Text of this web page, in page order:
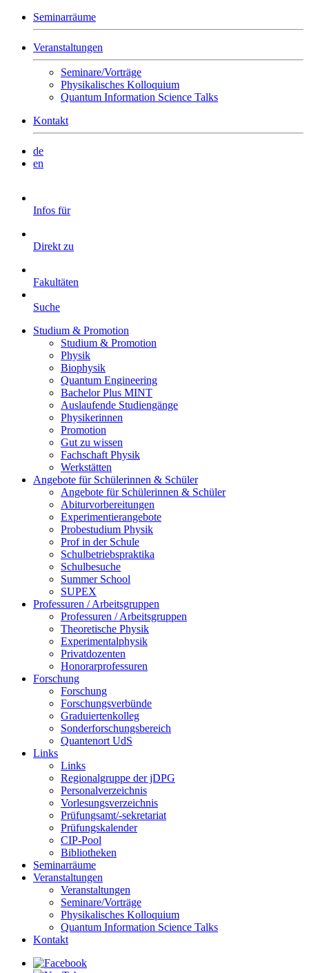
Seminarräume
Veranstaltungen
Seminare/Vorträge
Physikalisches Kolloquium
Quantum Information Science Talks
Kontakt
de
en
Infos für
Direkt zu
Fakultäten
Suche
Studium & Promotion
Studium & Promotion
Physik
Biophysik
Quantum Engineering
Bachelor Plus MINT
Auslaufende Studiengänge
Physikerinnen
Promotion
Gut zu wissen
Fachschaft Physik
Werkstätten
Angebote für Schülerinnen & Schüler
Angebote für Schülerinnen & Schüler
Abiturvorbereitungen
Experimentierangebote
Probestudium Physik
Prof in der Schule
Schulbetriebspraktika
Schulbesuche
Summer School
SUPEX
Professuren / Arbeitsgruppen
Professuren / Arbeitsgruppen
Theoretische Physik
Experimentalphysik
Privatdozenten
Honorarprofessuren
Forschung
Forschung
Forschungsverbünde
Graduiertenkolleg
Sonderforschungsbereich
Quantenort UdS
Links
Links
Regionalgruppe der jDPG
Personalverzeichnis
Vorlesungsverzeichnis
Prüfungsamt/-sekretariat
Prüfungskalender
CIP-Pool
Bibliotheken
Seminarräume
Veranstaltungen
Veranstaltungen
Seminare/Vorträge
Physikalisches Kolloquium
Quantum Information Science Talks
Kontakt